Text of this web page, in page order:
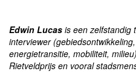
Edwin Lucas is een zelfstandig
interviewer
energietransitie, mobiliteit,
Rietveldprijs en vooral